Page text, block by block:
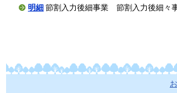
明細 節割入力後細事業 節割入力後細々